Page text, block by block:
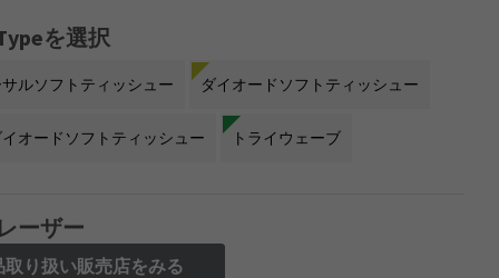
を選択
ルソフトティッシュー ダイオードソフトティッシュー
オードソフトティッシュー トライウェーブ
ーザー
取り扱い販売店をみる